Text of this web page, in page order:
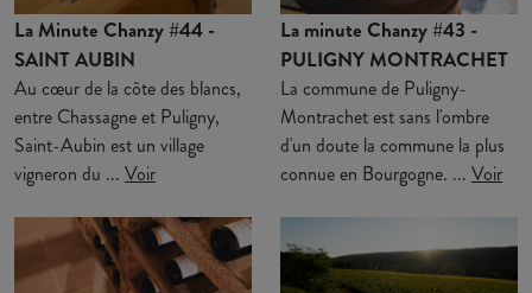
La Minute Chanzy #44 -
SAINT AUBIN
Au cœur de la côte des blancs,
entre Chassagne et Puligny,
Saint-Aubin est un village
vigneron du ... Voir
La minute Chanzy #43 -
PULIGNY MONTRACHET
La commune de Puligny-
Montrachet est sans l'ombre
d'un doute la commune la plus
connue en Bourgogne. ... Voir